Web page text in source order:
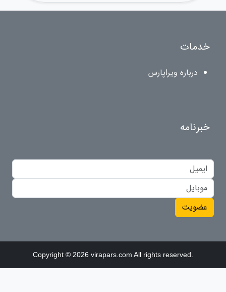
خدمات
درباره ویراپارس
خبرنامه
عضویت
Copyright © 2026 virapars.com All rights reserved.